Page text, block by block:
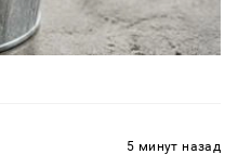
5 минут назад